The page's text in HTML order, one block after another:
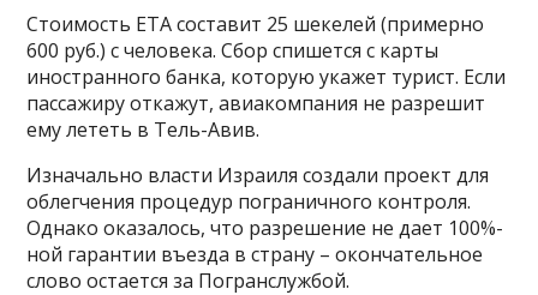
Стоимость ETA составит 25 шекелей (примерно
600 руб.) с человека. Сбор спишется с карты
иностранного банка, которую укажет турист. Если
пассажиру откажут, авиакомпания не разрешит
ему лететь в Тель-Авив.
Изначально власти Израиля создали проект для
облегчения процедур пограничного контроля.
Однако оказалось, что разрешение не дает 100%-
ной гарантии въезда в страну – окончательное
слово остается за Погранслужбой.